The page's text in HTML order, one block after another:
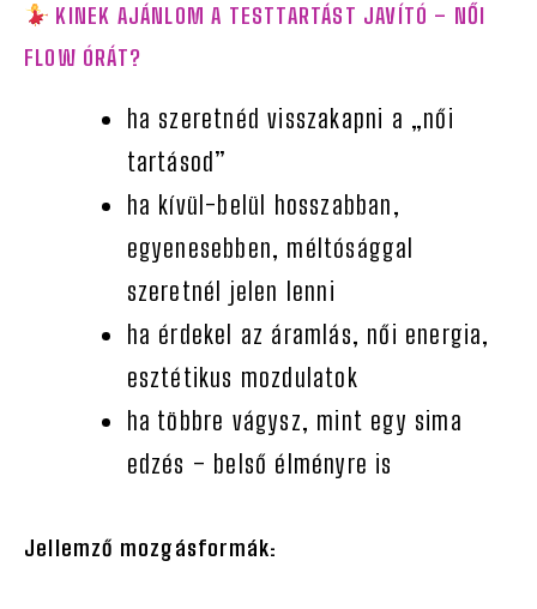
KINEK AJÁNLOM A TESTTARTÁST JAVÍTÓ – NŐI
FLOW ÓRÁT?
ha szeretnéd visszakapni a „női
tartásod”
ha kívül-belül hosszabban,
egyenesebben, méltósággal
szeretnél jelen lenni
ha érdekel az áramlás, női energia,
esztétikus mozdulatok
ha többre vágysz, mint egy sima
edzés – belső élményre is
Jellemző mozgásformák: